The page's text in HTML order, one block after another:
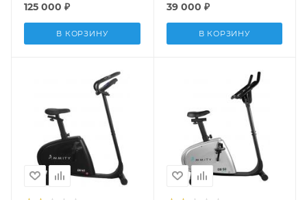
125 000 ₽
В КОРЗИНУ
39 000 ₽
В КОРЗИНУ